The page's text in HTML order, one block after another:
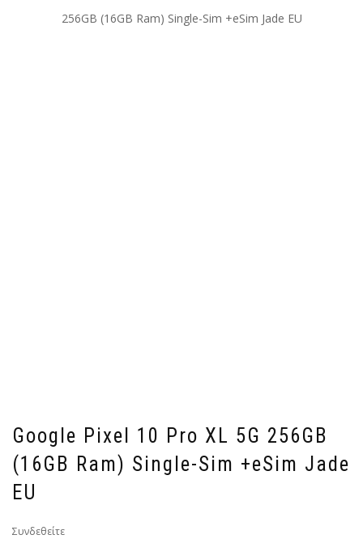
256GB (16GB Ram) Single-Sim +eSim Jade EU
Google Pixel 10 Pro XL 5G 256GB
(16GB Ram) Single-Sim +eSim Jade
EU
Συνδεθείτε